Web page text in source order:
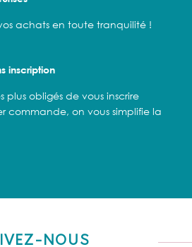
achats en toute tranquilité !
inscription
plus obligés de vous inscrire
commande, on vous simplifie la
NOUS